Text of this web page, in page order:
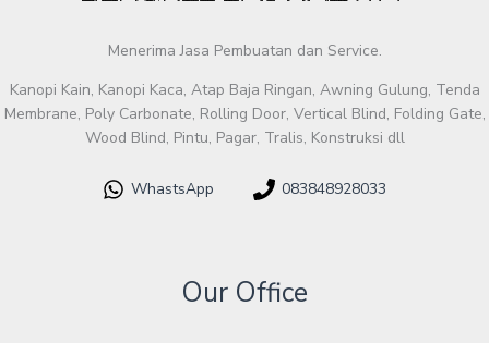
Menerima Jasa Pembuatan dan Service.
Kanopi Kain, Kanopi Kaca, Atap Baja Ringan, Awning Gulung, Tenda
Membrane, Poly Carbonate, Rolling Door, Vertical Blind, Folding Gate,
Wood Blind, Pintu, Pagar, Tralis, Konstruksi dll
WhastsApp 083848928033
Our Office